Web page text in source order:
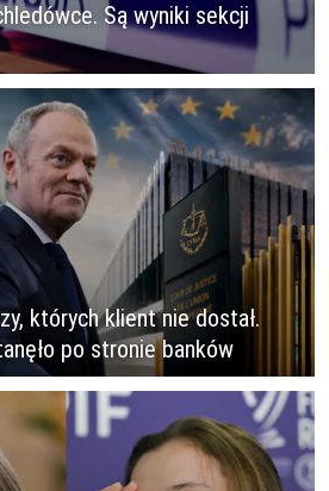
Są wyniki sekcji
których klient nie dostał.
po stronie banków